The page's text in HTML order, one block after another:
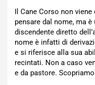
Il Cane Corso non
pensare dal nome, ma
discendente diretto
nome è infatti di
e si riferisce alla sua
recintati. Non a caso
e da pastore.